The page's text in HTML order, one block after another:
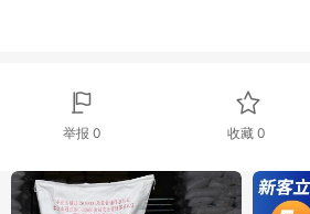
举报 0 收藏 0